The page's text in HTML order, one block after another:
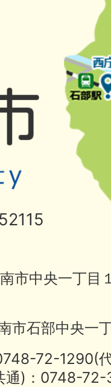
市中央一丁目
市石部中央一
0748-72-
通)：0748-